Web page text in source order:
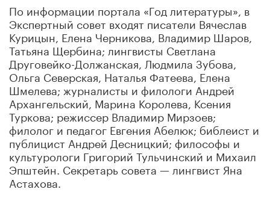
По информации портала «Год литературы», в
Экспертный совет входят писатели Вячеслав
Курицын, Елена Черникова, Владимир Шаров,
Татьяна Щербина; лингвисты Светлана
Друговейко-Должанская, Людмила Зубова,
Ольга Северская, Наталья Фатеева, Елена
Шмелева; журналисты и филологи Андрей
Архангельский, Марина Королева, Ксения
Туркова; режиссер Владимир Мирзоев;
филолог и педагог Евгения Абелюк; библеист и
публицист Андрей Десницкий; философы и
культурологи Григорий Тульчинский и Михаил
Эпштейн. Секретарь совета — лингвист Яна
Астахова.